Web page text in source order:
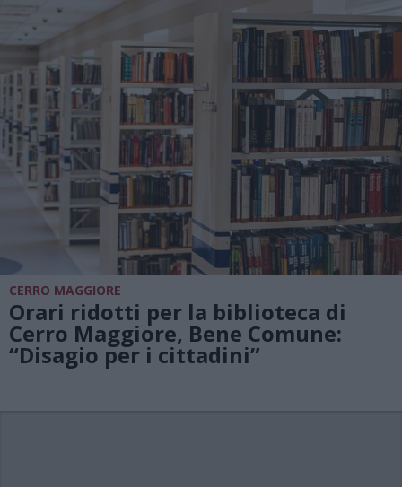
CERRO MAGGIORE
Orari ridotti per la biblioteca di
Cerro Maggiore, Bene Comune:
“Disagio per i cittadini”